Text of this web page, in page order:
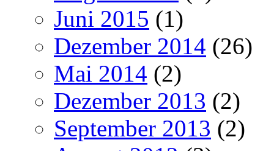
Juni 2015 (1)
Dezember 2014 (26)
Mai 2014 (2)
Dezember 2013 (2)
September 2013 (2)